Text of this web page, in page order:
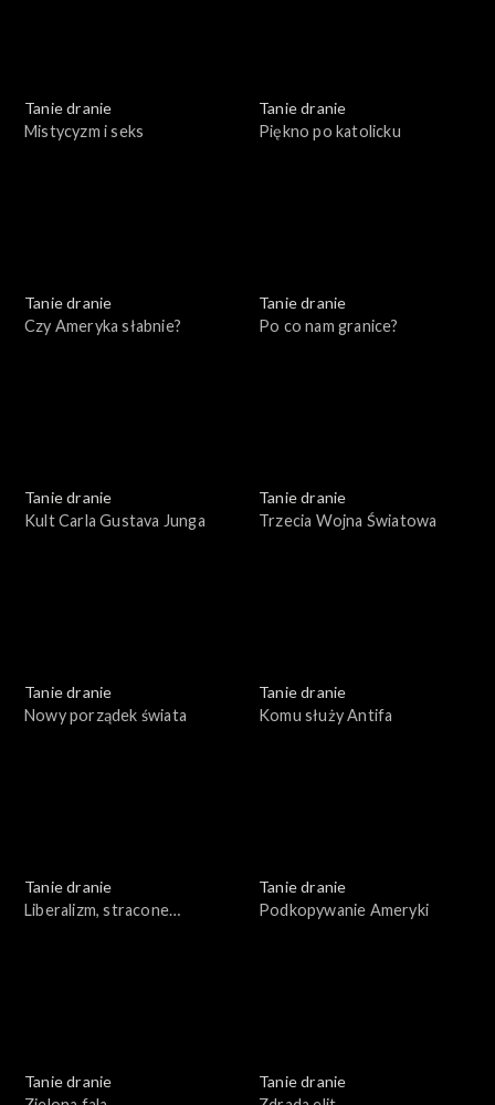
Tanie dranie
Mistycyzm i seks
Tanie dranie
Piękno po katolicku
Tanie dranie
Czy Ameryka słabnie?
Tanie dranie
Po co nam granice?
Tanie dranie
Kult Carla Gustava Junga
Tanie dranie
Trzecia Wojna Światowa
Tanie dranie
Nowy porządek świata
Tanie dranie
Komu służy Antifa
Tanie dranie
Liberalizm, stracone
Tanie dranie
Podkopywanie Ameryki
Tanie dranie
Tanie dranie